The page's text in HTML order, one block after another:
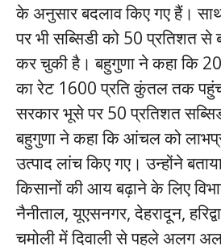
के अनुसार बदलाव किए गए हैं।
पर भी सब्सिडी को 50 प्रतिशत
कर चुकी है। बहुगुणा ने कहा कि
का रेट 1600 प्रति कुंतल तक
सरकार भूसे पर 50 प्रतिशत
बहुगुणा ने कहा कि आंचल को
उत्पाद लांच किए गए। उन्होंने
किसानों की आय बढ़ाने के लिए
नैनीताल, यूएसनगर, देहरादून,
चमोली में दिवाली से पहले अलग